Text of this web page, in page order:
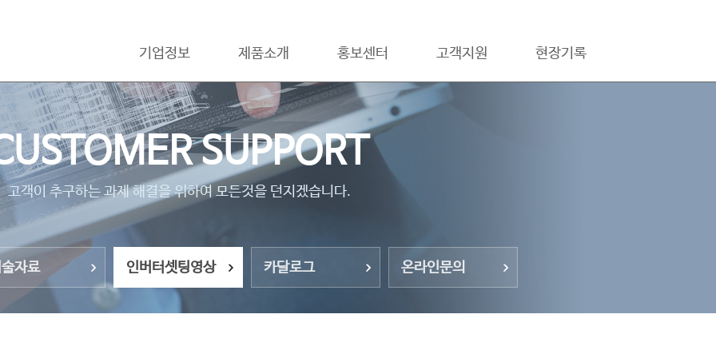
기업정보 제품소개 홍보센터 고객지원 현장기록
SUPPORT
고객이 추구하는 과제 해결을 위하여 모든것을 던지겠습니다.
자료 인버터셋팅영상 카달로그 온라인문의